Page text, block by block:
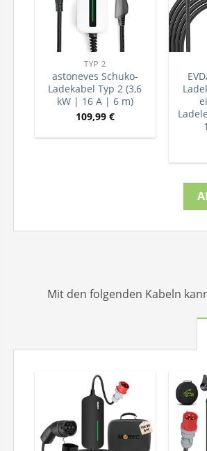
TYP 2
astoneves Schuko-
Ladekabel Typ 2 (3,6
kW | 16 A | 6 m)
109,99 €
Mit den folgenden Kabeln